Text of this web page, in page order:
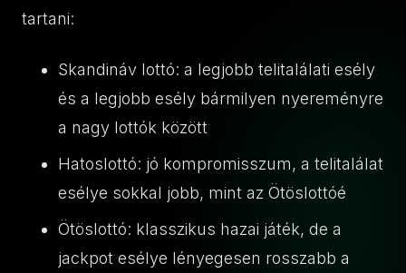
tartani:
Skandináv lottó: a legjobb telitalálati esély
és a legjobb esély bármilyen nyereményre
a nagy lottók között
Hatoslottó: jó kompromisszum, a telitalálat
esélye sokkal jobb, mint az Ötöslottóé
Ötöslottó: klasszikus hazai játék, de a
jackpot esélye lényegesen rosszabb a